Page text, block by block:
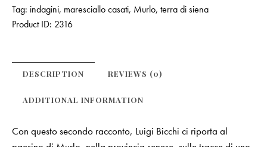
Tag: indagini, maresciallo casati, Murlo, terra di siena
Product ID: 2316
DESCRIPTION REVIEWS (0)
ADDITIONAL INFORMATION
Con questo secondo racconto, Luigi Bicchi ci riporta al